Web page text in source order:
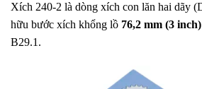
Xích 240-2 là dòng xích con lăn hai dãy
hữu bước xích khổng lồ 76,2 mm (3 inch)
B29.1.